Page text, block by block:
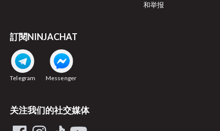
和举报
訂閱NINJACHAT
Telegram Messenger
关注我们的社交媒体